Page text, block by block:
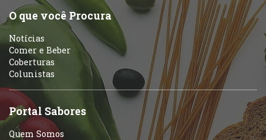
Portuguesa
Self-service
Sobremesas e sorvetes
Sobremesas e sorvetes
Variados
O que você Procura
Notícias
Comer e Beber
Coberturas
Colunistas
Portal Sabores
Quem Somos